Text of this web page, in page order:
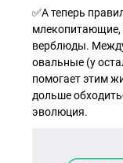
✅А теперь
млекопитающие,
верблюды.
овальные (у
помогает этим
дольше
эволюция.